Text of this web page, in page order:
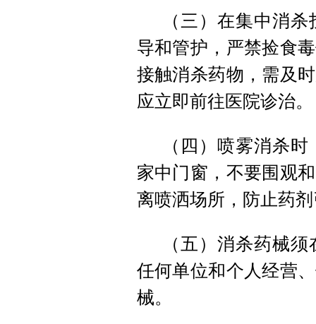
（三）在集中消
导和管护，严禁捡食
接触消杀药物，需及
应立即前往医院诊治。
（四）喷雾消杀
家中门窗，不要围观
离喷洒场所，防止药
（五）消杀药械
任何单位和个人经营
械。